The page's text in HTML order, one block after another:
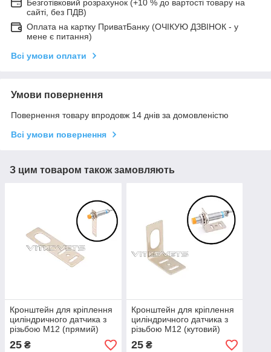
Безготівковий розрахунок (+10 % до вартості товару на
сайті, без ПДВ)
Оплата на картку ПриватБанку (ОЧІКУЮ ДЗВІНОК - у
мене є питання)
Всі умови оплати
Умови повернення
Повернення товару впродовж 14 днів за домовленістю
Всі умови повернення
З цим товаром також замовляють
Кронштейн для кріплення
циліндричного датчика з
різьбою М12 (прямий)
25 ₴
Кронштейн для кріплення
циліндричного датчика з
різьбою М12 (кутовий)
25₴